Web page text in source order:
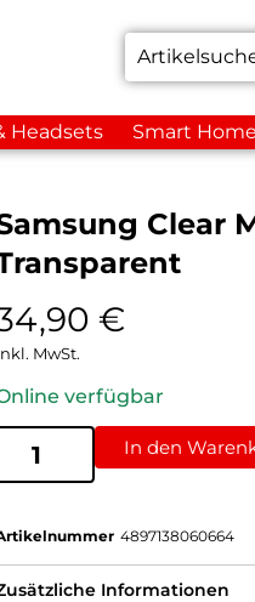
Headsets Smart
Clear
€
MwSt.
verfügbar
In den
4897138060664
Informationen